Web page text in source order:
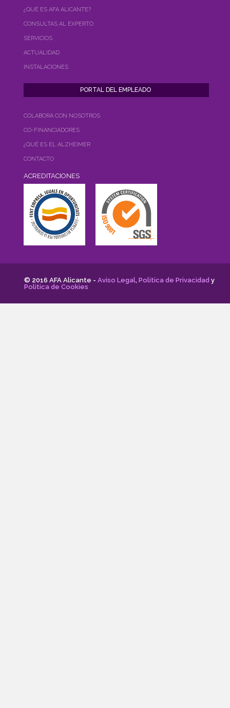
¿QUÉ ES AFA ALICANTE?
CONSULTAS AL EXPERTO
SERVICIOS
ACTUALIDAD
INSTALACIONES
COLABORA CON NOSOTROS
CO-FINANCIADORES
¿QUÉ ES EL ALZHEIMER
CONTACTO
ACREDITACIONES
© 2016 AFA Alicante - Aviso Legal, Politica de Privacidad y
Politica de Cookies